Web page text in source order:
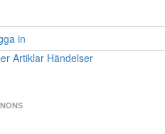
in
Artiklar Händelser